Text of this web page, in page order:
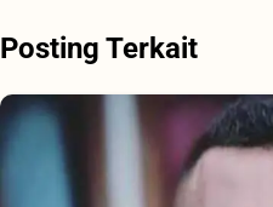
Posting Terkait